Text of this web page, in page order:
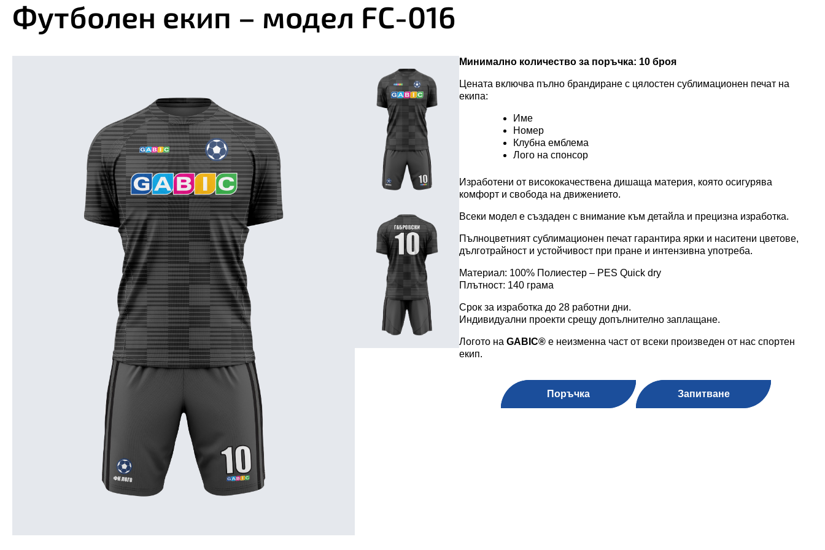
Анцузи с къс цип
Футболен екип – модел FC-016
Минимално количество за поръчка: 10 броя
Цената включва пълно брандиране с цялостен сублимационен печат на
екипа:
Име
Номер
Клубна емблема
Лого на спонсор
Изработени от висококачествена дишаща материя, която осигурява
комфорт и свобода на движението.
Всеки модел е създаден с внимание към детайла и прецизна изработка.
Пълноцветният сублимационен печат гарантира ярки и наситени цветове,
дълготрайност и устойчивост при пране и интензивна употреба.
Материал: 100% Полиестер – PES Quick dry
Плътност: 140 грама
Срок за изработка до 28 работни дни.
Индивидуални проекти срещу допълнително заплащане.
Логото на GABIC® е неизменна част от всеки произведен от нас спортен
екип.
Поръчка Запитване